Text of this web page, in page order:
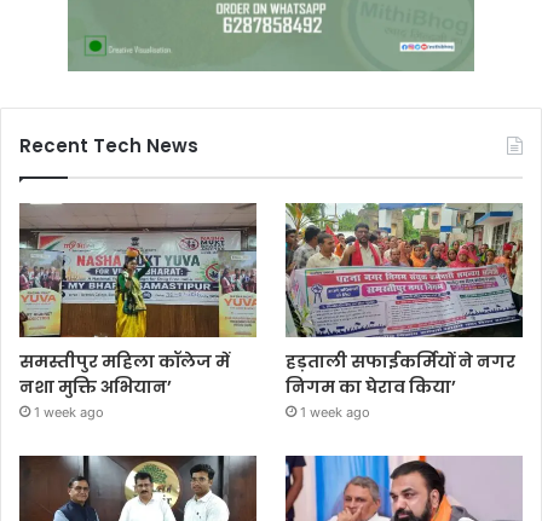
Recent Tech News
समस्तीपुर महिला कॉलेज में
नशा मुक्ति अभियान’
1 week ago
हड़ताली सफाईकर्मियों ने नगर
निगम का घेराव किया’
1 week ago